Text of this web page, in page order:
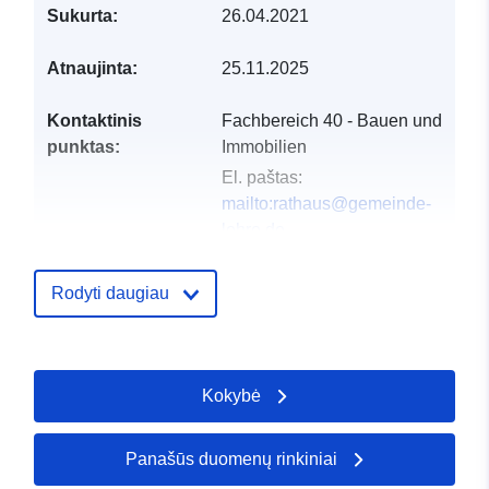
Sukurta: 26.04.2021
Atnaujinta: 25.11.2025
Kontaktinis
punktas:
Fachbereich 40 - Bauen und
Immobilien
El. paštas:
mailto:rathaus@gemeinde-
lehre.de
Katalogo įrašas: Pridėta prie duomenų.europa.eu:
2026
Atnaujinta informacija apie
Rodyti daugiau
Kokybė
Panašūs duomenų rinkiniai